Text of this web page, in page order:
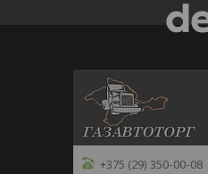
+375 (29) 350-00-08